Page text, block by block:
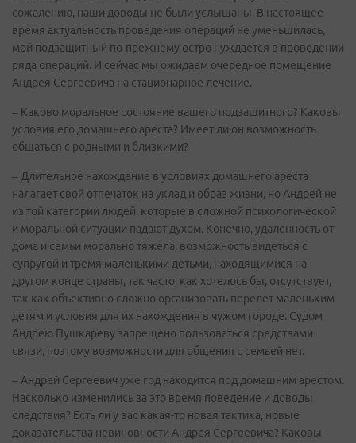
сожалению, наши доводы не были услышаны. В настоящее
время актуальность проведения операций не уменьшилась,
мой подзащитный по-прежнему остро нуждается в проведении
ряда операций. И сейчас мы ожидаем очередное помещение
Андрея Сергеевича на стационарное лечение.
– Каково моральное состояние вашего подзащитного? Каковы
условия его домашнего ареста? Имеет ли он возможность
общаться с родными и близкими?
– Длительное нахождение в условиях домашнего ареста
налагает свой отпечаток на уклад и образ жизни, но Андрей не
из той категории людей, которые в сложной психологической
и моральной ситуации падают духом. Конечно, удаленность от
дома и семьи морально тяжела, возможность видеться с
супругой и тремя маленькими детьми, находящимися на
другом конце страны, так часто, как хотелось бы, отсутствует,
так как объективно сложно организовать перелет маленьким
детям и условия для их нахождения в чужом городе. Судом
Андрею Пушкареву запрещено пользоваться средствами
связи, поэтому возможности для общения с семьей нет.
– Андрей Сергеевич уже год находится под домашним арестом.
Насколько изменились за это время поведение и доводы
следствия? Есть ли у вас какая-то новая тактика, новые
доказательства невиновности Андрея Сергеевича? Каковы